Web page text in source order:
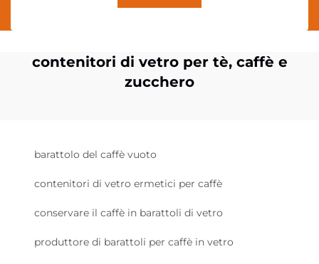
contenitori di vetro per tè, caffè e
zucchero
barattolo del caffè vuoto
contenitori di vetro ermetici per caffè
conservare il caffè in barattoli di vetro
produttore di barattoli per caffè in vetro